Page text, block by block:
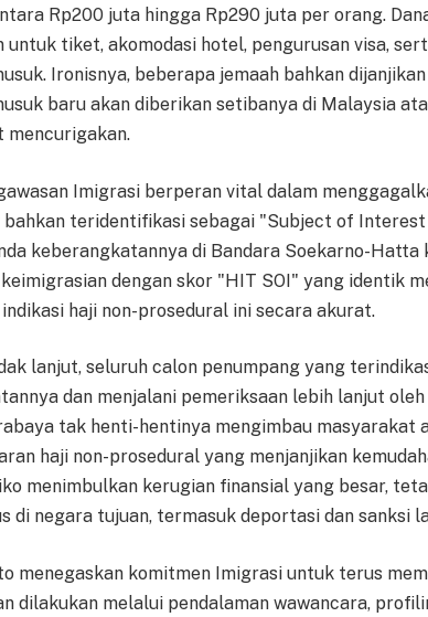
Rp200 juta hingga Rp290 juta per orang.
untuk tiket, akomodasi hotel, pengurusan visa,
Ironisnya, beberapa jemaah bahkan
baru akan diberikan setibanya di Malaysia
mencurigakan.
Imigrasi berperan vital dalam
bahkan teridentifikasi sebagai "Subject of Interest
keberangkatannya di Bandara Soekarno-Hatta
dengan skor "HIT SOI" yang identik
haji non-prosedural ini secara akurat.
lanjut, seluruh calon penumpang yang
dan menjalani pemeriksaan lebih lanjut
tak henti-hentinya mengimbau masyarakat
haji non-prosedural yang menjanjikan
menimbulkan kerugian finansial yang besar,
di negara tujuan, termasuk deportasi dan sanksi
menegaskan komitmen Imigrasi untuk terus
dilakukan melalui pendalaman wawancara,